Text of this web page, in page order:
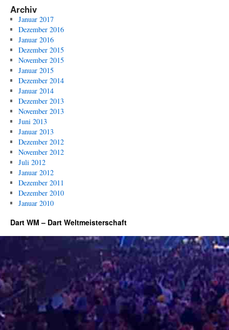
Archiv
Januar 2017
Dezember 2016
Januar 2016
Dezember 2015
November 2015
Januar 2015
Dezember 2014
Januar 2014
Dezember 2013
November 2013
Juni 2013
Januar 2013
Dezember 2012
November 2012
Juli 2012
Januar 2012
Dezember 2011
Dezember 2010
Januar 2010
Dart WM – Dart Weltmeisterschaft